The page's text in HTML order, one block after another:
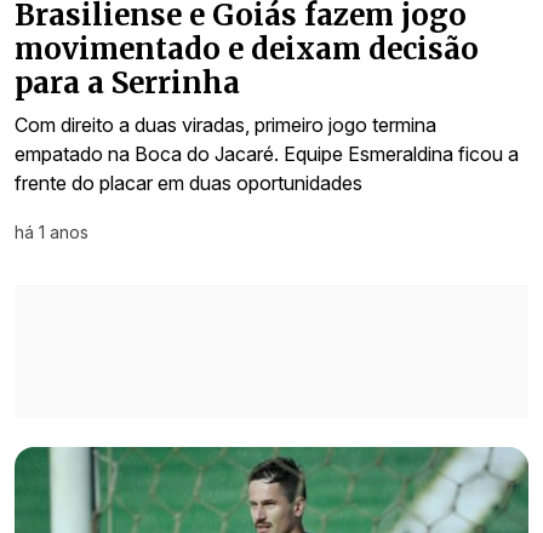
Brasiliense e Goiás fazem jogo
movimentado e deixam decisão
para a Serrinha
Com direito a duas viradas, primeiro jogo termina
empatado na Boca do Jacaré. Equipe Esmeraldina ficou a
frente do placar em duas oportunidades
há 1 anos